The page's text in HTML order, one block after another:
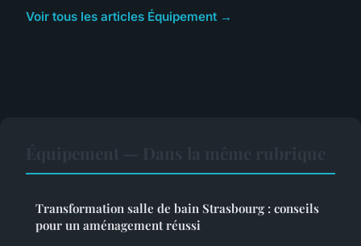
Voir tous les articles Équipement →
Transformation salle de bain Strasbourg : conseils
pour un aménagement réussi